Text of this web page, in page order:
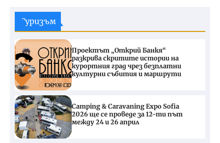
Туризъм
Проектът „Открий Банкя“
разкрива скритите истории на
курортния град чрез безплатни
културни събития и маршрути
Camping & Caravaning Expo Sofia
2026 ще се проведе за 12-ти път
между 24 и 26 април